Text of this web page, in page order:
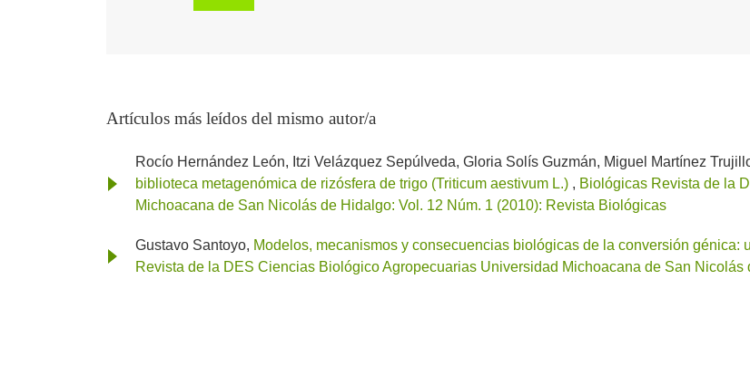
Artículos más leídos del mismo autor/a
Rocío Hernández León, Itzi Velázquez Sepúlveda, Gloria Solís Guzmán, Miguel Martínez
biblioteca metagenómica de rizósfera de trigo (Triticum aestivum L.) , Biológicas Revista de la
Michoacana de San Nicolás de Hidalgo: Vol. 12 Núm. 1 (2010): Revista Biológicas
Gustavo Santoyo, Modelos, mecanismos y consecuencias biológicas de la conversión génica:
Revista de la DES Ciencias Biológico Agropecuarias Universidad Michoacana de San